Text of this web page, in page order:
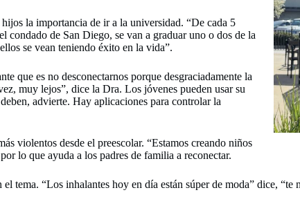
la importancia de ir a la universidad. “De cada 5
condado de San Diego, se van a graduar uno o dos de la
se vean teniendo éxito en la vida”.
que es no desconectarnos porque desgraciadamente la
muy lejos”, dice la Dra. Los jóvenes pueden usar su
advierte. Hay aplicaciones para controlar la
violentos desde el preescolar. “Estamos creando niños
lo que ayuda a los padres de familia a reconectar.
tema. “Los inhalantes hoy en día están súper de moda” dice, “te